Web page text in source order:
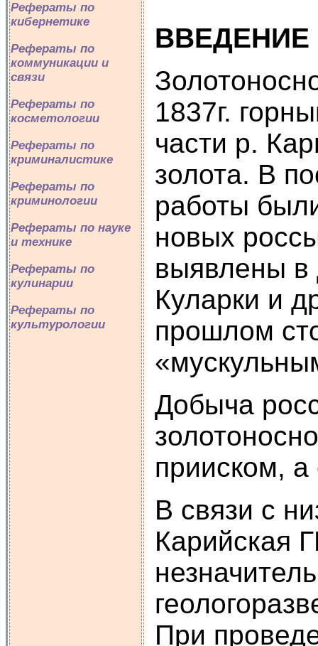
Рефераты по
кибернетике
Рефераты по
коммуникации и
связи
Рефераты по
косметологии
Рефераты по
криминалистике
Рефераты по
криминологии
Рефераты по науке
и технике
Рефераты по
кулинарии
Рефераты по
культурологии
ВВЕДЕНИЕ
1837г.
части р.
золота. В
работы
новых
выявлены в
Куларки и
прошлом
Добыча
прииском,
В связи с
Карийская
При